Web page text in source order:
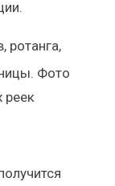
реек